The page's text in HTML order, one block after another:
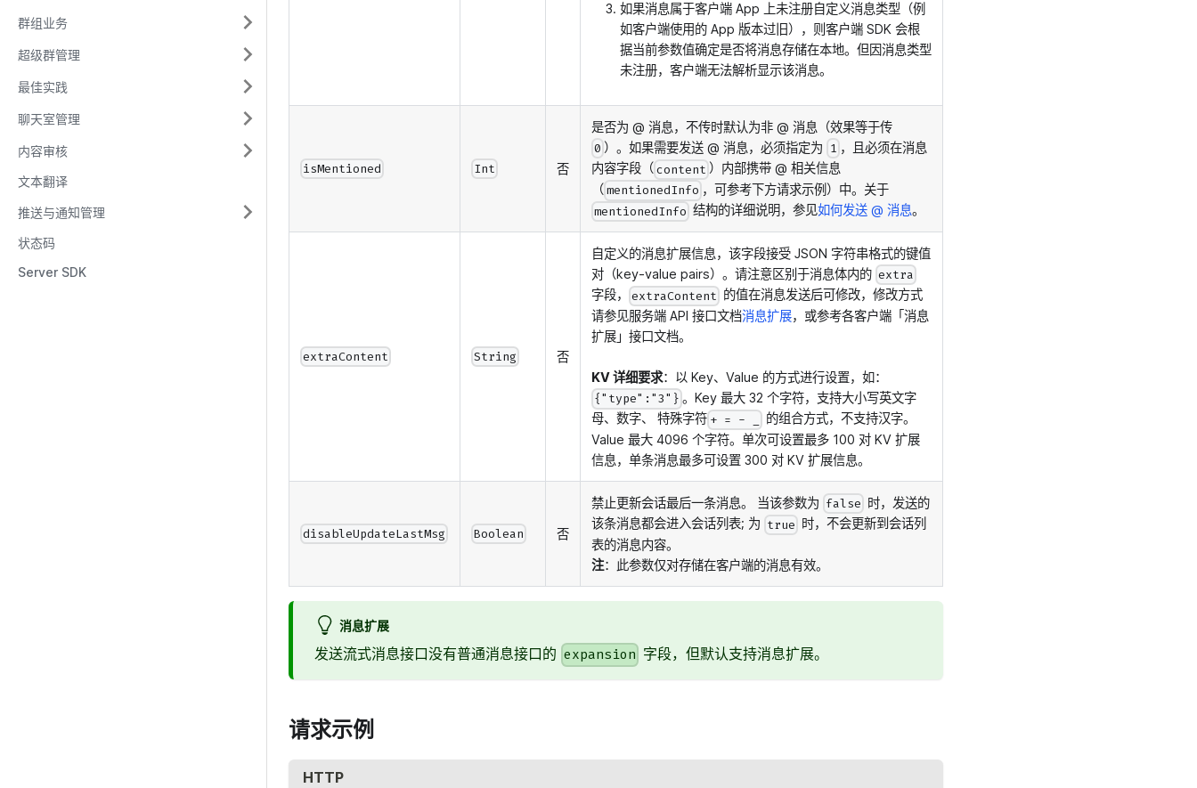
群组业务
超级群管理
最佳实践
聊天室管理
内容审核
文本翻译
推送与通知管理
状态码
Server SDK
如果消息属于客户端 App 上未注册自定义消息类型（例
如客户端使用的 App 版本过旧），则客户端 SDK 会根
据当前参数值确定是否将消息存储在本地。但因消息类型
未注册，客户端无法解析显示该消息。
isMentioned Int 否
是否为 @ 消息，不传时默认为非 @ 消息（效果等于传
0 ）。如果需要发送 @ 消息，必须指定为 1 ，且必须在消息
内容字段（content ）内部携带 @ 相关信息
（mentionedInfo ，可参考下方请求示例）中。关于
mentionedInfo 结构的详细说明，参见如何发送 @ 消息。
extraContent String 否
自定义的消息扩展信息，该字段接受 JSON 字符串格式的键值
对（key-value pairs）。请注意区别于消息体内的 extra
字段，
extraContent 的值在消息发送后可修改，修改方式
请参见服务端 API 接口文档消息扩展，或参考各客户端「消息
扩展」接口文档。
KV 详细要求：以 Key、Value 的方式进行设置，如：
{"type":"3"} 。Key 最大 32 个字符，支持大小写英文字
母、数字、 特殊字符 + = - _
的组合方式，不支持汉字。
Value 最大 4096 个字符。单次可设置最多 100 对 KV 扩展
信息，单条消息最多可设置 300 对 KV 扩展信息。
disableUpdateLastMsg Boolean 否
禁止更新会话最后一条消息。 当该参数为 false 时，发送的
该条消息都会进入会话列表; 为 true 时，不会更新到会话列
表的消息内容。
注：此参数仅对存储在客户端的消息有效。
消息扩展
发送流式消息接口没有普通消息接口的 expansion 字段，但默认支持消息扩展。
请求示例
HTTP